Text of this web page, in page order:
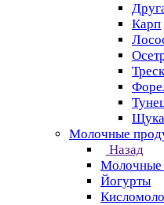
Карп
Щука
Молочные
Назад
Молочные
Йогурты